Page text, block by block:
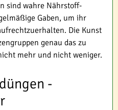
sind wahre Nährstoff-
Gaben, um ihr
Die Kunst
genau das zu
mehr und nicht weniger.
-